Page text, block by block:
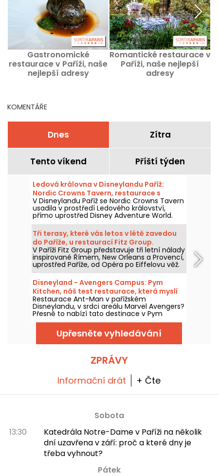
Gastronomické
restaurace v Paříži, naše
nejlepší adresy
Romantické restaurace v
Paříži, naše nejlepší
adresy
KOMENTÁŘE
Dnes Zítra
Tento víkend Příští týden
Ledová královna v Disneylandu Paříž:
Nordic Crowns Tavern, restaurace s
autentickými severskými specialitami
V Disneylandu Paříž se Nordic Crowns Tavern
usadila v prostředí Ledového království,
přímo uprostřed Disney Adventure World.
Tento nový restaurant, laděný do
skandinávského stylu, nabízí návštěvníkům
pokračování zážitku z Arendelle
prostřednictvím atmosféry, dekorací a
speciální nabídky jídel připravené právě pro
tuto část parku. Vyzkoušeli jsme a máme
vám co povědět!
Tři terasy, které vás letos v létě zavedou
do Paříže, u restaurací Fitz Group.
V Paříži Fitz Group představuje tři letní nálady
inspirované Římem, New Orleans a Provencí,
uprostřed Paříže, od Opéra po Eiffelovu věž.
Každá adresa, díky své terase, nabízí zcela
samostatnou zastávku, aniž byste museli
opustit hlavní město.
Disneyland - Avengers Campus: Pym
Kitchen, náš test restaurace, která myslí
ve velkém i v malém
Restaurace Ant-Man v pařížském
Disneylandu, v srdci areálu Marvel Avengers?
Přesně to nabízí tato destinace v Pym
Kitchen, novém bufetu "all-you-can-eat" s
neúměrně velkými produkty v obřích nebo
miniaturních verzích. Je to zábavný a hravý
způsob, jak si vychutnat jídlo pro tuto
laboratoří doktora Hanka Pyma. Vyzkoušeli
jsme to a všechno vám o tom povíme!
Upřesněte vyhledávání
ZPRÁVY
Informační drát + Čte
Sobota
13:30
Katedrála Notre-Dame v Paříži na několik
dní uzavřena v září: proč a které dny je
třeba vyhnout?
Pátek